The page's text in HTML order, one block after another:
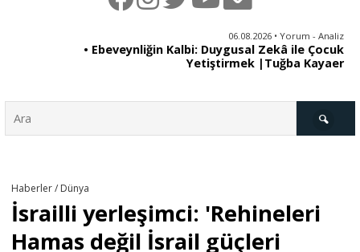
06.08.2026 • Yorum - Analiz
• Ebeveynliğin Kalbi: Duygusal Zekâ ile Çocuk
Yetiştirmek |Tuğba Kayaer
Derkenar
Haberler / Dünya
İsrailli yerleşimci: 'Rehineleri
Hamas değil İsrail güçleri